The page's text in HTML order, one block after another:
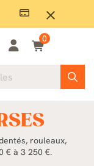
close
0
rouleaux,
€ à 3 250 €.